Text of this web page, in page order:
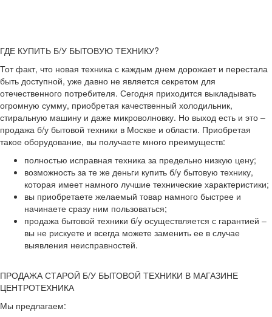
ГДЕ КУПИТЬ Б/У БЫТОВУЮ ТЕХНИКУ?
Тот факт, что новая техника с каждым днем дорожает и перестала
быть доступной, уже давно не является секретом для
отечественного потребителя. Сегодня приходится выкладывать
огромную сумму, приобретая качественный холодильник,
стиральную машину и даже микроволновку. Но выход есть и это –
продажа б/у бытовой техники в Москве и области. Приобретая
такое оборудование, вы получаете много преимуществ:
полностью исправная техника за предельно низкую цену;
возможность за те же деньги купить б/у бытовую технику,
которая имеет намного лучшие технические характеристики;
вы приобретаете желаемый товар намного быстрее и
начинаете сразу ним пользоваться;
продажа бытовой техники б/у осуществляется с гарантией –
вы не рискуете и всегда можете заменить ее в случае
выявления неисправностей.
ПРОДАЖА СТАРОЙ Б/У БЫТОВОЙ ТЕХНИКИ В МАГАЗИНЕ
ЦЕНТРОТЕХНИКА
Мы предлагаем: